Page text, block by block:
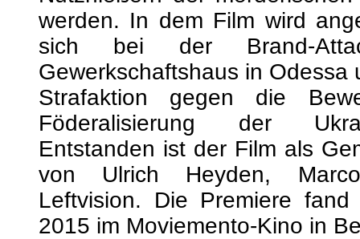
werden. In dem Film wird
sich bei der Brand-
Gewerkschaftshaus in Odessa
Strafaktion gegen die
Föderalisierung der
Entstanden ist der Film als
von Ulrich Heyden,
Leftvision. Die Premiere
2015 im Moviemento-Kino in